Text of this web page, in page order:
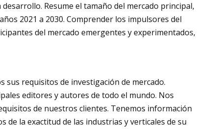
Resume el tamaño del mercado principal,
2021 a 2030. Comprender los impulsores del
del mercado emergentes y experimentados,
sus requisitos de investigación de mercado.
editores y autores de todo el mundo. Nos
de nuestros clientes. Tenemos información
la exactitud de las industrias y verticales de su